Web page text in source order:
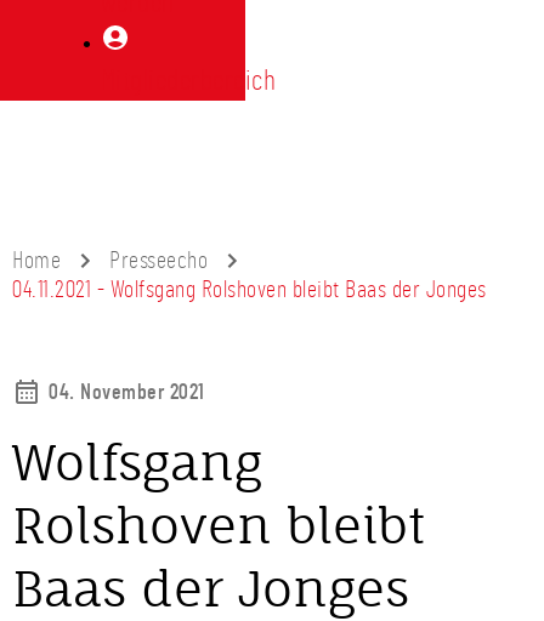
Mitgliederbereich
Home
Presseecho
04.11.2021 - Wolfsgang Rolshoven bleibt Baas der Jonges
04. November 2021
Wolfsgang
Rolshoven bleibt
Baas der Jonges